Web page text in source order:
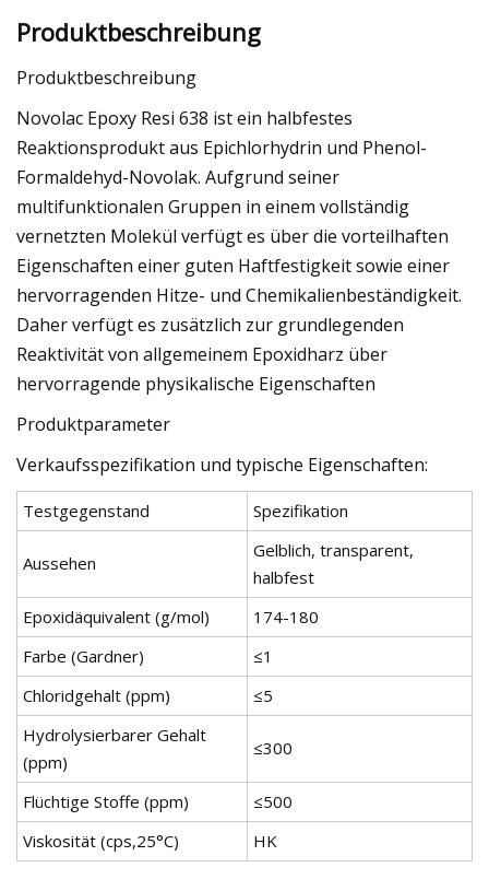
Produktbeschreibung
Produktbeschreibung
Novolac Epoxy Resi 638 ist ein halbfestes
Reaktionsprodukt aus Epichlorhydrin und Phenol-
Formaldehyd-Novolak. Aufgrund seiner
multifunktionalen Gruppen in einem vollständig
vernetzten Molekül verfügt es über die vorteilhaften
Eigenschaften einer guten Haftfestigkeit sowie einer
hervorragenden Hitze- und Chemikalienbeständigkeit.
Daher verfügt es zusätzlich zur grundlegenden
Reaktivität von allgemeinem Epoxidharz über
hervorragende physikalische Eigenschaften
Produktparameter
Verkaufsspezifikation und typische Eigenschaften:
Testgegenstand Spezifikation
Aussehen
Gelblich, transparent,
halbfest
Epoxidäquivalent (g/mol)
174-180
Farbe (Gardner)
≤1
Chloridgehalt (ppm)
≤5
Hydrolysierbarer Gehalt
(ppm)
≤300
Flüchtige Stoffe (ppm)
≤500
Viskosität (cps,25°C)
HK